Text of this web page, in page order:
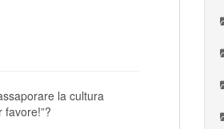
la cultura
favore!”?